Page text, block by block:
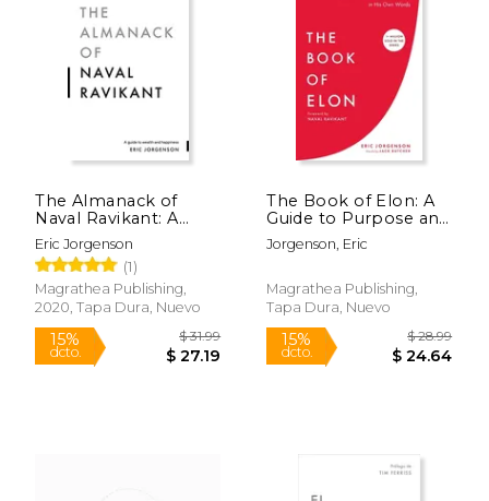
15%
dcto.
50%
dcto.
The Almanack of
Naval Ravikant: A
Guide to Wealth and
Happiness (en Inglés)
Eric Jorgenson
(1)
Magrathea Publishing,
2020, Tapa Dura, Nuevo
The Book of Elon: A
Guide to Purpose and
Success (en Inglés)
Jorgenson, Eric
Magrathea Publishing,
Tapa Dura, Nuevo